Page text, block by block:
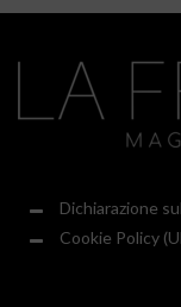
Dichiarazione
Cookie Policy